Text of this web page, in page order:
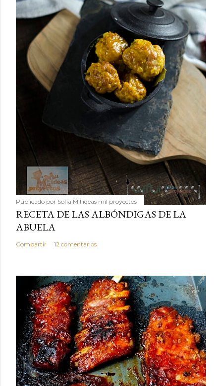
Publicado por Sofía Mil ideas mil proyectos
RECETA DE LAS ALBÓNDIGAS DE LA
ABUELA
Compartir 12 comentarios